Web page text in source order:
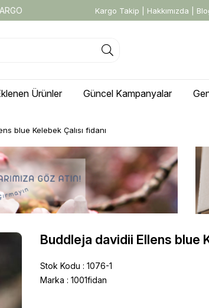
Kargo Takip Hakkımızda
Ürünler Güncel Kampanyalar
blue Kelebek Çalısı fidanı
Buddleja davidii Ellens blue
Stok Kodu
1076-1
Marka : 1001fidan